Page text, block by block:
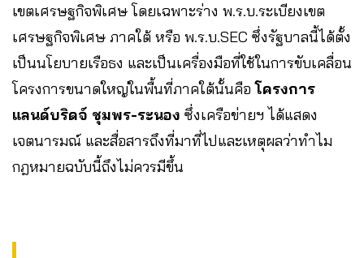
เขตเศรษฐกิจพิเศษ โดยเฉพาะร่าง พ.ร.บ.ระเบียงเขต
เศรษฐกิจพิเศษ ภาคใต้ หรือ พ.ร.บ.SEC ซึ่งรัฐบาลนี้ได้ตั้ง
เป็นนโยบายเรือธง และเป็นเครื่องมือที่ใช้ในการขับเคลื่อน
โครงการขนาดใหญ่ในพื้นที่ภาคใต้นั้นคือโครงการ
แลนด์บริดจ์ ชุมพร-ระนอง ซึ่งเครือข่ายฯ ได้แสดง
เจตนารมณ์ และสื่อสารถึงที่มาที่ไปและเหตุผลว่าทำไม
กฎหมายฉบับนี้ถึงไม่ควรมีขึ้น